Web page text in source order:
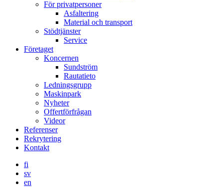
För privatpersoner
Asfaltering
Material och transport
Stödtjänster
Service
Företaget
Koncernen
Sundström
Rautatieto
Ledningsgrupp
Maskinpark
Nyheter
Offertförfrågan
Videor
Referenser
Rekrytering
Kontakt
fi
sv
en